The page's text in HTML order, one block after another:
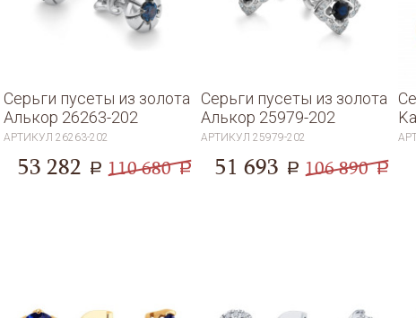
Серьги пусеты из золота
Алькор 26263-202
АРТИКУЛ26263-202
53 282 a 110 680 a
Серьги пусеты из золота
Алькор 25979-202
АРТИКУЛ25979-202
51 693 a 106 890 a